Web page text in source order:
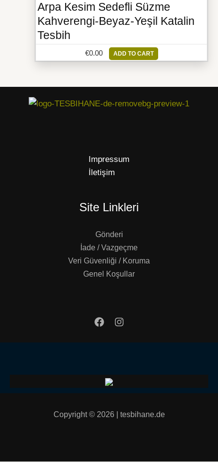
Arpa Kesim Sedefli Süzme
Kahverengi-Beyaz-Yeşil Katalin
Tesbih
€0.00 ADD TO CART
Impressum
İletişim
Site Linkleri
Gönderi
İade / Vazgeçme
Veri Güvenliği / Koruma
Genel Koşullar
Copyright © 2026 | tesbihane.de